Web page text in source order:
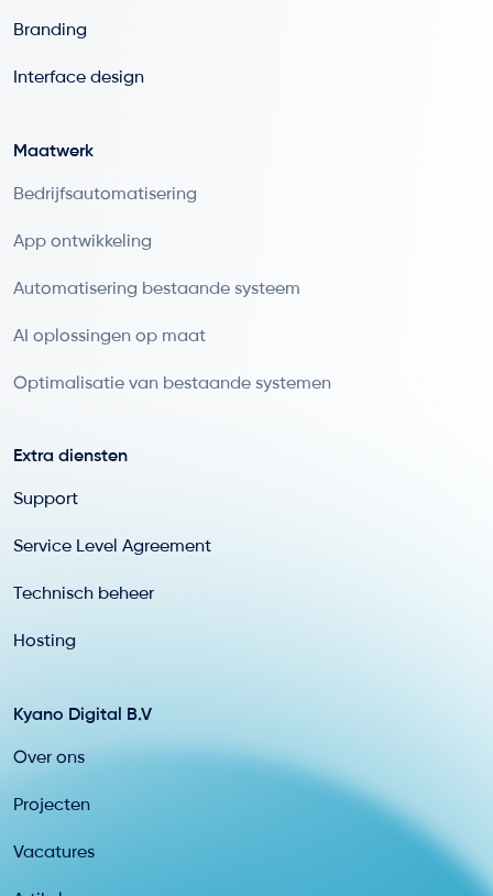
Branding
Interface design
Maatwerk
Bedrijfsautomatisering
App ontwikkeling
Automatisering bestaande systeem
AI oplossingen op maat
Optimalisatie van bestaande systemen
Extra diensten
Support
Service Level Agreement
Technisch beheer
Hosting
Kyano Digital B.V
Over ons
Projecten
Vacatures